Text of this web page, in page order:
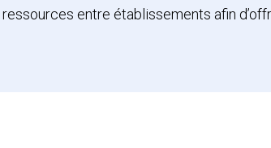
entre établissements afin